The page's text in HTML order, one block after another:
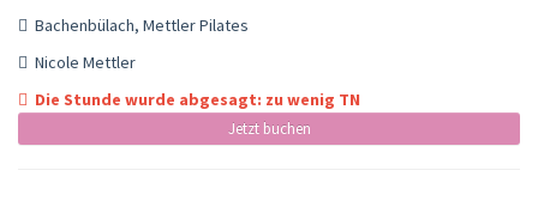
Bachenbülach, Mettler Pilates
Nicole Mettler
Die Stunde wurde abgesagt: zu wenig TN
Jetzt buchen